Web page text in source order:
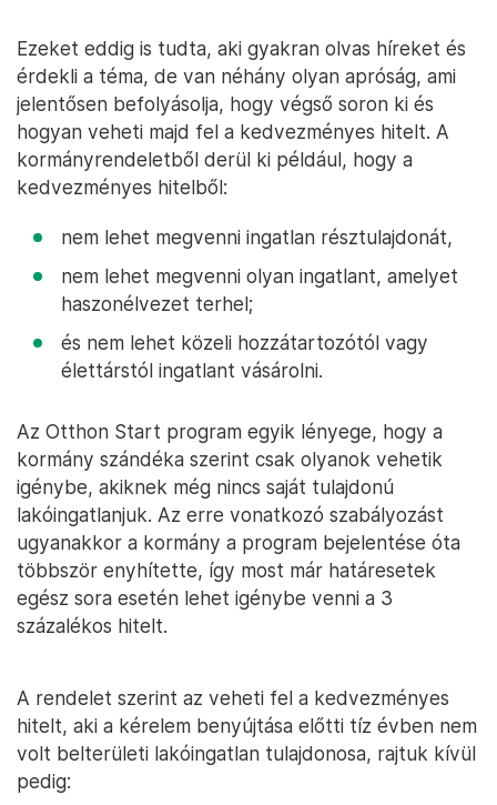
Ezeket eddig is tudta, aki gyakran olvas híreket és
érdekli a téma, de van néhány olyan apróság, ami
jelentősen befolyásolja, hogy végső soron ki és
hogyan veheti majd fel a kedvezményes hitelt. A
kormányrendeletből derül ki például, hogy a
kedvezményes hitelből:
nem lehet megvenni ingatlan résztulajdonát,
nem lehet megvenni olyan ingatlant, amelyet
haszonélvezet terhel;
és nem lehet közeli hozzátartozótól vagy
élettárstól ingatlant vásárolni.
Az Otthon Start program egyik lényege, hogy a
kormány szándéka szerint csak olyanok vehetik
igénybe, akiknek még nincs saját tulajdonú
lakóingatlanjuk. Az erre vonatkozó szabályozást
ugyanakkor a kormány a program bejelentése óta
többször enyhítette, így most már határesetek
egész sora esetén lehet igénybe venni a 3
százalékos hitelt.
A rendelet szerint az veheti fel a kedvezményes
hitelt, aki a kérelem benyújtása előtti tíz évben nem
volt belterületi lakóingatlan tulajdonosa, rajtuk kívül
pedig: